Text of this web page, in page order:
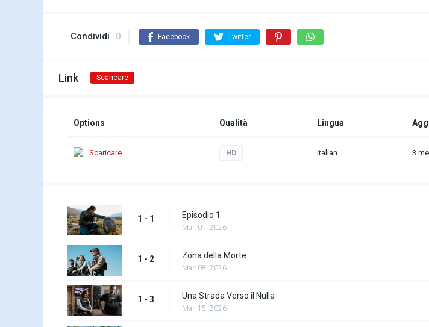
Condividi 0 Facebook Twitter
Link Scaricare
Options Qualità Lingua
Scaricare HD Italian 3
1 - 1 Episodio 1
Mar. 01, 2026
1 - 2 Zona della Morte
Mar. 08, 2026
1 - 3 Una Strada Verso il Nulla
Mar. 15, 2026